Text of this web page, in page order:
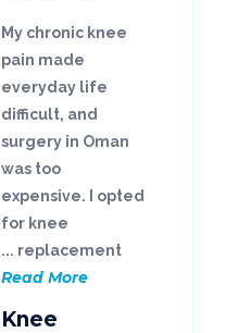
My chronic knee
pain made
everyday life
difficult, and
surgery in Oman
was too
expensive. I opted
for knee
replacement ...
Read More
Knee